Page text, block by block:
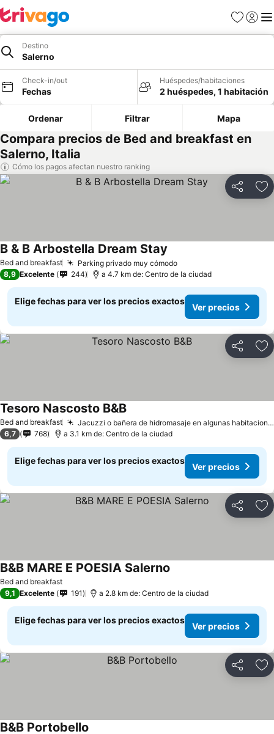
Favoritos
Iniciar
Destino
Salerno
Check-in/out
Fechas
Huéspedes/habitaciones
2 huéspedes, 1 habitación
Ordenar Filtrar Mapa
Compara precios de Bed and breakfast en
Salerno, Italia
Cómo los pagos afectan nuestro ranking
Compartir
Bed and breakfast Parking privado muy cómodo
B & B Arbostella Dream Stay
8,9 Excelente 244 a 4.7 km de: Centro de la ciudad
Elige fechas para ver los precios exactos
Ver precios
Compartir
Bed and breakfast Jacuzzi o bañera de hidromasaje en algunas habitaciones
Tesoro Nascosto B&B
6,7 768 a 3.1 km de: Centro de la ciudad
Elige fechas para ver los precios exactos
Ver precios
Compartir
Bed and breakfast
B&B MARE E POESIA Salerno
9,1 Excelente 191 a 2.8 km de: Centro de la ciudad
Elige fechas para ver los precios exactos
Ver precios
Compartir
B&B Portobello